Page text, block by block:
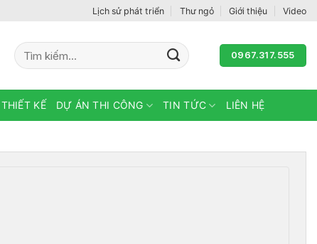
Lịch sử phát triển Thư ngỏ Giới thiệu Video
Tìm
kiếm:
0967.317.555
KẾ DỰ ÁN THI CÔNG TIN TỨC LIÊN HỆ